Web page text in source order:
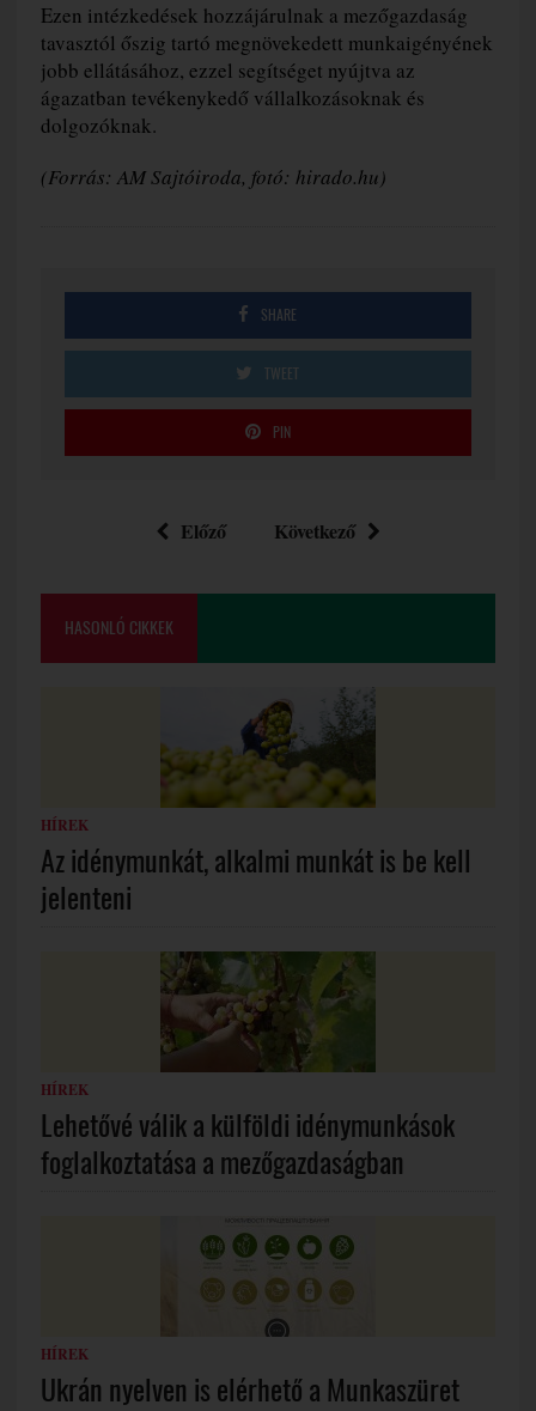
Ezen intézkedések hozzájárulnak a mezőgazdaság
tavasztól őszig tartó megnövekedett munkaigényének
jobb ellátásához, ezzel segítséget nyújtva az
ágazatban tevékenykedő vállalkozásoknak és
dolgozóknak.
(Forrás: AM Sajtóiroda, fotó: hirado.hu)
SHARE
TWEET
PIN
Előző Következő
HASONLÓ CIKKEK
HÍREK
Az idénymunkát, alkalmi munkát is be kell
jelenteni
HÍREK
Lehetővé válik a külföldi idénymunkások
foglalkoztatása a mezőgazdaságban
HÍREK
Ukrán nyelven is elérhető a Munkaszüret